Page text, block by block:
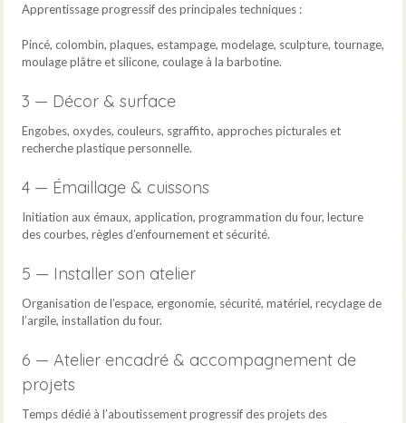
Apprentissage progressif des principales techniques :
Pincé, colombin, plaques, estampage, modelage, sculpture, tournage,
moulage plâtre et silicone, coulage à la barbotine.
3 — Décor & surface
Engobes, oxydes, couleurs, sgraffito, approches picturales et
recherche plastique personnelle.
4 — Émaillage & cuissons
Initiation aux émaux, application, programmation du four, lecture
des courbes, règles d’enfournement et sécurité.
5 — Installer son atelier
Organisation de l’espace, ergonomie, sécurité, matériel, recyclage de
l’argile, installation du four.
6 — Atelier encadré & accompagnement de
projets
Temps dédié à l’aboutissement progressif des projets des